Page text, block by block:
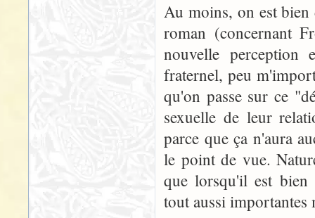
Au moins, on est
roman (concernant
nouvelle
fraternel, peu
qu'on passe sur ce
sexuelle de leur
parce que ça n'aura
le point de vue.
que lorsqu'il est bien
tout aussi importantes